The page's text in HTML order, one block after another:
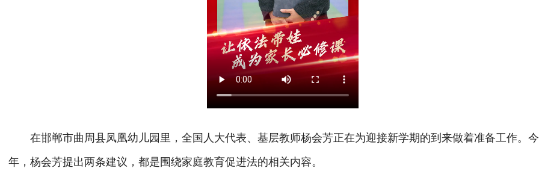
在邯郸市曲周县凤凰幼儿园里，全国人大代表、基层教师杨会芳正在为迎接新学期的到来做着准备工作。今
年，杨会芳提出两条建议，都是围绕家庭教育促进法的相关内容。